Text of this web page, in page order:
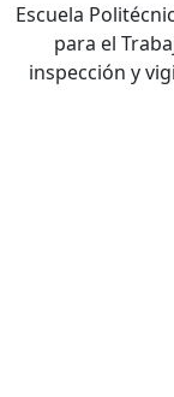
Escuela
para el
inspección y